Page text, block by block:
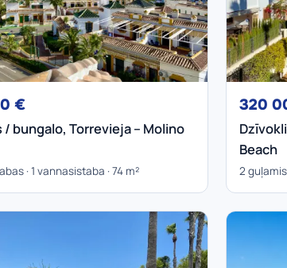
€
/ bungalo, Torrevieja – Molino
· 1 vannasistaba · 74 m²
320
Beach
2